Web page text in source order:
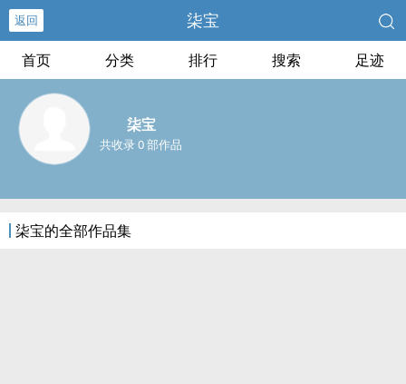
返回 柒宝
首页 分类 排行 搜索 足迹
柒宝
共收录 0 部作品
柒宝的全部作品集